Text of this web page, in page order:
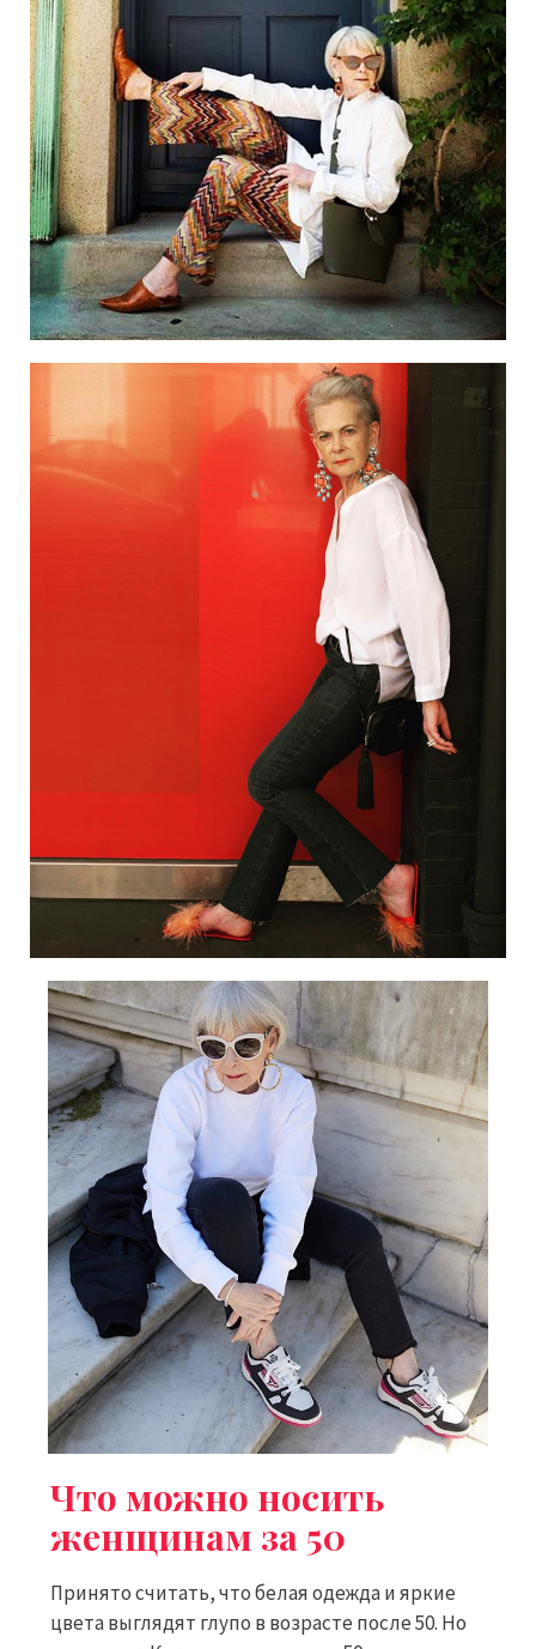
Что можно носить
женщинам за 50
Принято считать, что белая одежда и яркие
цвета выглядят глупо в возрасте после 50. Но